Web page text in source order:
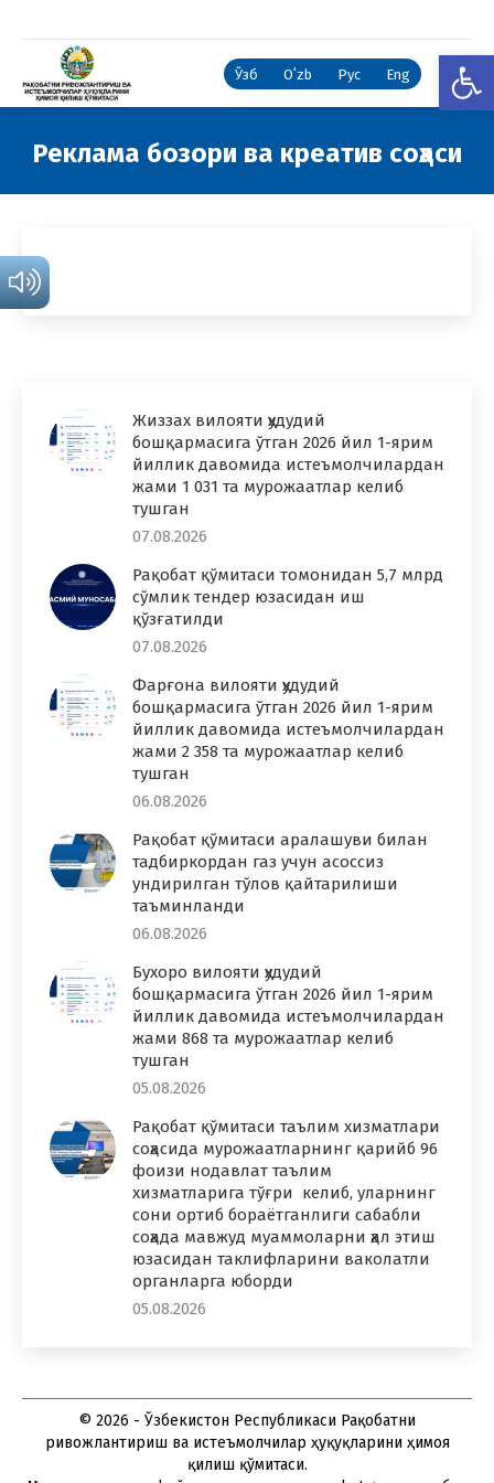
Ўзб Oʻzb Рус Eng
Реклама бозори ва креатив соҳаси
Жиззах вилояти ҳудудий
бошқармасига ўтган 2026 йил 1-ярим
йиллик давомида истеъмолчилардан
жами 1 031 та мурожаатлар келиб
тушган
07.08.2026
Рақобат қўмитаси томонидан 5,7 млрд
сўмлик тендер юзасидан иш
қўзғатилди
07.08.2026
Фарғона вилояти ҳудудий
бошқармасига ўтган 2026 йил 1-ярим
йиллик давомида истеъмолчилардан
жами 2 358 та мурожаатлар келиб
тушган
06.08.2026
Рақобат қўмитаси аралашуви билан
тадбиркордан газ учун асоссиз
ундирилган тўлов қайтарилиши
таъминланди
06.08.2026
Бухоро вилояти ҳудудий
бошқармасига ўтган 2026 йил 1-ярим
йиллик давомида истеъмолчилардан
жами 868 та мурожаатлар келиб
тушган
05.08.2026
Рақобат қўмитаси таълим хизматлари
соҳасида мурожаатларнинг қарийб 96
фоизи нодавлат таълим
хизматларига тўғри келиб, уларнинг
сони ортиб бораётганлиги сабабли
соҳада мавжуд муаммоларни ҳал этиш
юзасидан таклифларини ваколатли
органларга юборди
05.08.2026
© 2026 - Ўзбекистон Республикаси Рақобатни
ривожлантириш ва истеъмолчилар ҳуқуқларини ҳимоя
қилиш қўмитаси.